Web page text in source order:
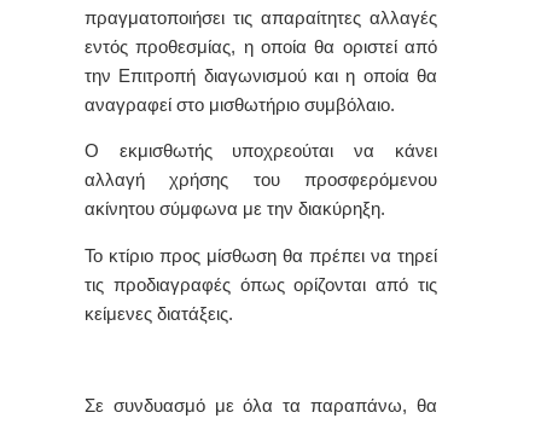
πραγματοποιήσει τις απαραίτητες αλλαγές
εντός προθεσμίας, η οποία θα οριστεί από
την Επιτροπή διαγωνισμού και η οποία θα
αναγραφεί στο μισθωτήριο συμβόλαιο.
Ο εκμισθωτής υποχρεούται να κάνει
αλλαγή χρήσης του προσφερόμενου
ακίνητου σύμφωνα με την διακύρηξη.
Το κτίριο προς μίσθωση θα πρέπει να τηρεί
τις προδιαγραφές όπως ορίζονται από τις
κείμενες διατάξεις.
Σε συνδυασμό με όλα τα παραπάνω, θα